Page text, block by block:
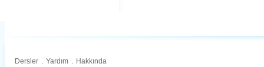
Dersler . Yardım . Hakkında